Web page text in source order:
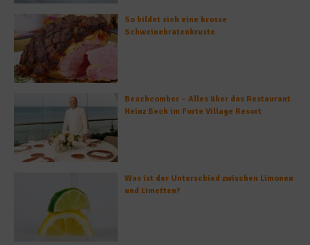
So bildet sich eine krosse
Schweinebratenkruste
Beachcomber – Alles über das Restaurant
Heinz Beck im Forte Village Resort
Was ist der Unterschied zwischen Limonen
und Limetten?